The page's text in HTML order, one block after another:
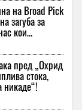
испораката
на Broad Pick
загуба за
кои
со нив,
пред „Охрид
стока,
никаде“!